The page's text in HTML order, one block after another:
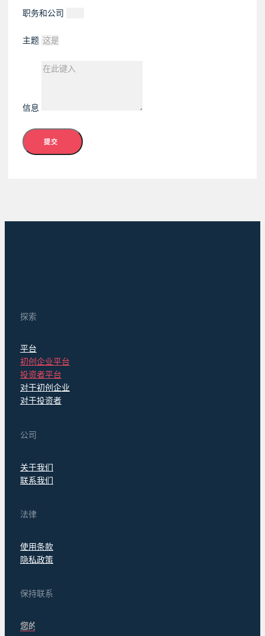
职务和公司
主题
信息
提交
探索
平台
初创企业平台
投资者平台
对于初创企业
对于投资者
公司
关于我们
联系我们
法律
使用条款
隐私政策
保持联系